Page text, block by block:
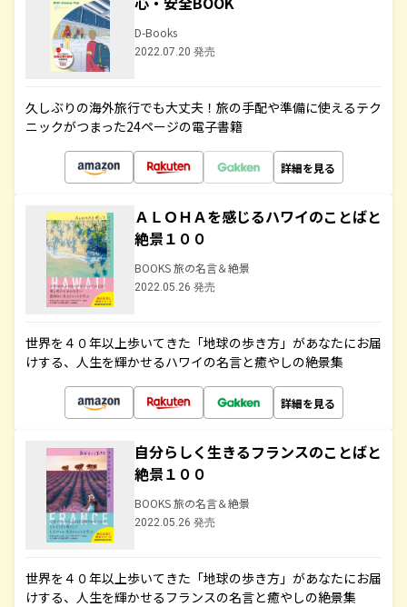
D-Books
2022.07.20 発売
久しぶりの海外旅行でも大丈夫！旅の手配や準備に使えるテク
ニックがつまった24ページの電子書籍
詳細を見る
ＡＬＯＨＡを感じるハワイのことばと
絶景１００
BOOKS 旅の名言＆絶景
2022.05.26 発売
世界を４０年以上歩いてきた「地球の歩き方」があなたにお届
けする、人生を輝かせるハワイの名言と癒やしの絶景集
詳細を見る
自分らしく生きるフランスのことばと
絶景１００
BOOKS 旅の名言＆絶景
2022.05.26 発売
世界を４０年以上歩いてきた「地球の歩き方」があなたにお届
けする、人生を輝かせるフランスの名言と癒やしの絶景集